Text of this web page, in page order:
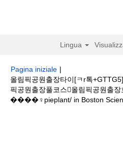
Lingua
Pagina iniziale |
올림픽공원출장타이[ㅋr톡
픽공원출장풀코스올림픽공원출
����‍♀️pieplant/ in Boston